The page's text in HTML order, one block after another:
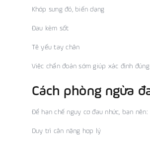
Khớp sưng đỏ, biến dạng
Đau kèm sốt
Tê yếu tay chân
Việc chẩn đoán sớm giúp xác định
Cách phòng ngừa
Để hạn chế nguy cơ đau nhức, bạn nên:
Duy trì cân nặng hợp lý